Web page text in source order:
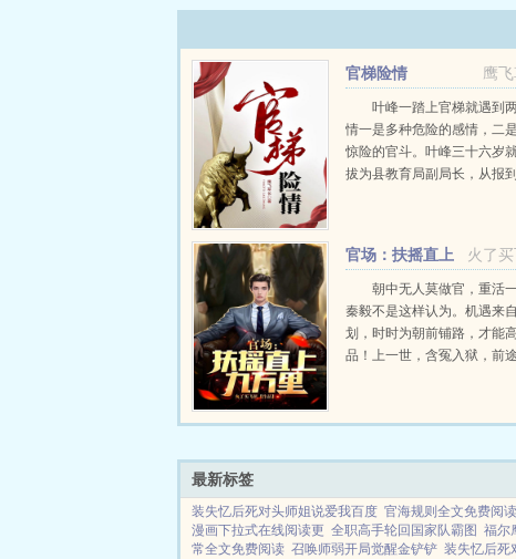
鹰
官梯险情
叶峰一踏上官梯就遇到
情一是多种危险的感情，二
惊险的官斗。叶峰三十六岁
拔为县教育局副局长，从报
舟在惊险莫测的宦...
火了
官场：扶摇直上
九万里朝中无人莫做官，重活
秦毅不是这样认为。机遇来
划，时时为朝前铺路，才能
品！上一世，含冤入狱，前
遇，加官进爵，弥补遗憾，
最新标签
装失忆后死对头师姐说爱我百度 官海规则全文免费阅
漫画下拉式在线阅读更 全职高手轮回国家队霸图 福尔
常全文免费阅读 召唤师弱开局觉醒金铲铲 装失忆后死